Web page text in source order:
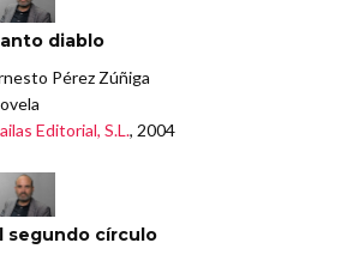
diablo
Pérez Zúñiga
Editorial, S.L., 2004
segundo círculo